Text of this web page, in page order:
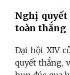
Nghị
toàn thắng
Đại hội XIV
quyết thắng,